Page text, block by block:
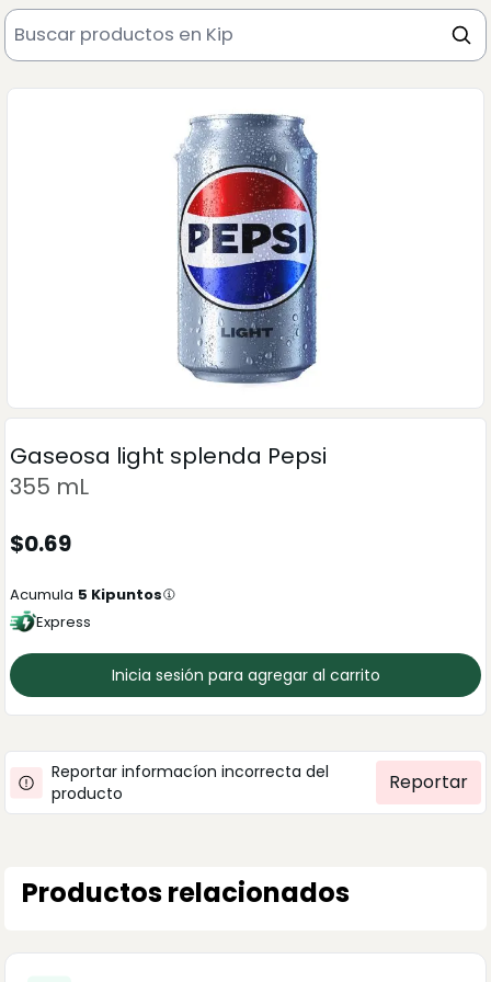
Gaseosa light splenda Pepsi
355 mL
$0.69
Acumula 5 Kipuntos
Express
Inicia sesión para agregar al carrito
Reportar informacíon incorrecta del
producto
Reportar
Productos relacionados